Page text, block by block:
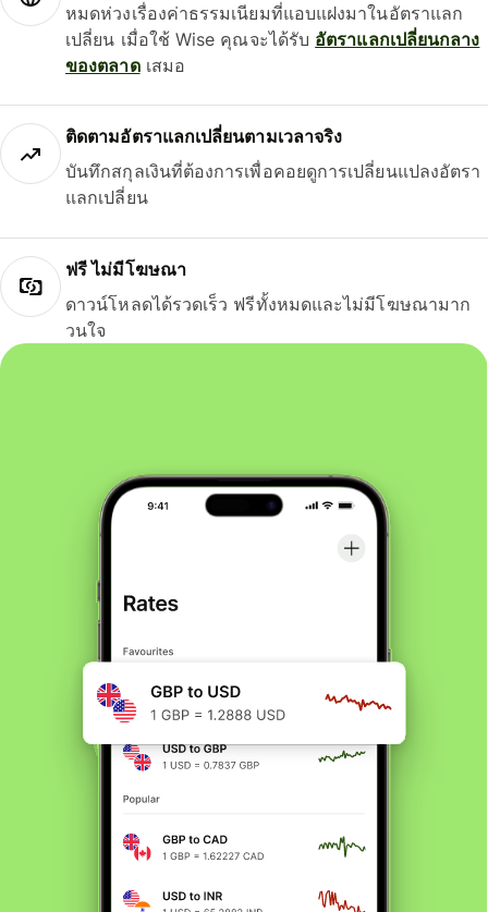
หมดห่วงเรื่องค่าธรรมเนียมที่แอบแฝงมาในอัตราแลก
เปลี่ยน เมื่อใช้ Wise คุณจะได้รับ อัตราแลกเปลี่ยนกลาง
ของตลาดเสมอ
ติดตามอัตราแลกเปลี่ยนตามเวลาจริง
บันทึกสกุลเงินที่ต้องการเพื่อคอยดูการเปลี่ยนแปลงอัตรา
แลกเปลี่ยน
ฟรี ไม่มีโฆษณา
ดาวน์โหลดได้รวดเร็ว ฟรีทั้งหมดและไม่มีโฆษณามาก
วนใจ